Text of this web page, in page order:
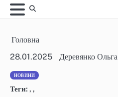
Skip
to
Головна
28.01.2025
Деревянко Ольга
НОВИНИ
Теги: , ,